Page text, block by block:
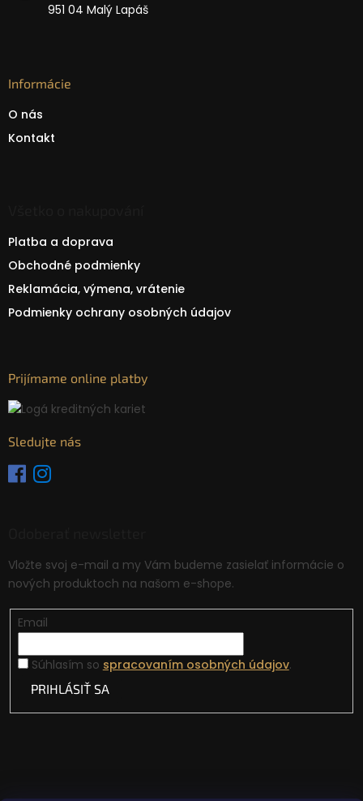
951 04 Malý Lapáš
Informácie
O nás
Kontakt
Platba a doprava
Obchodné podmienky
Reklamácia, výmena, vrátenie
Podmienky ochrany osobných údajov
Prijímame online platby
Sledujte nás
Vložte svoj e-mail a my Vám budeme zasielať informácie o
nových produktoch na našom e-shope.
Email
Súhlasím so spracovaním osobných údajov.
PRIHLÁSIŤ SA